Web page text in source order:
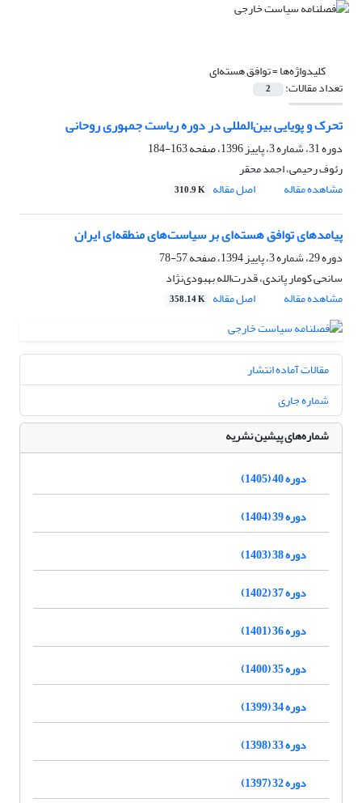
کلیدواژه‌ها =توافق هسته‌ای
تعداد مقالات: 2
تحرک و پویایی بین‌المللی در دوره ریاست جمهوری روحانی
دوره 31، شماره 3، پاییز 1396، صفحه
163-184
رئوف رحیمی، احمد محقر
مشاهده مقاله
اصل مقاله 310.9 K
پیامدهای توافق هسته‌ای بر سیاست‌های منطقه‌ای ایران
دوره 29، شماره 3، پاییز 1394، صفحه
57-78
سانحی کومار پاندی، قدرت‌الله بهبودی‌نژاد
مشاهده مقاله
اصل مقاله 358.14 K
مقالات آماده انتشار
شماره جاری
شماره‌های پیشین نشریه
دوره 40 (1405)
دوره 39 (1404)
دوره 38 (1403)
دوره 37 (1402)
دوره 36 (1401)
دوره 35 (1400)
دوره 34 (1399)
دوره 33 (1398)
دوره 32 (1397)